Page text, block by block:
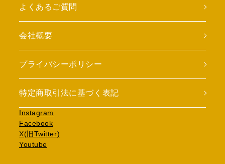
よくあるご質問
会社概要
プライバシーポリシー
特定商取引法に基づく表記
Instagram
Facebook
X(旧Twitter)
Youtube